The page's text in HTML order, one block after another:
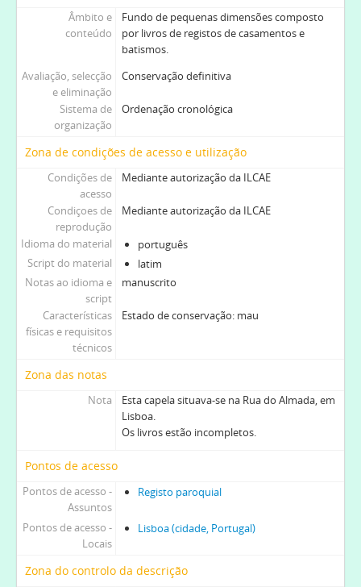
Âmbito e
conteúdo
Fundo de pequenas dimensões composto
por livros de registos de casamentos e
batismos.
Avaliação, selecção
e eliminação
Conservação definitiva
Sistema de
organização
Ordenação cronológica
Zona de condições de acesso e utilização
Condições de
acesso
Mediante autorização da ILCAE
Condiçoes de
reprodução
Mediante autorização da ILCAE
Idioma do material
português
Script do material
latim
Notas ao idioma e
script
manuscrito
Características
físicas e requisitos
técnicos
Estado de conservação: mau
Zona das notas
Nota
Esta capela situava-se na Rua do Almada, em
Lisboa.
Os livros estão incompletos.
Pontos de acesso
Pontos de acesso -
Assuntos
Registo paroquial
Pontos de acesso -
Locais
Lisboa (cidade, Portugal)
Zona do controlo da descrição